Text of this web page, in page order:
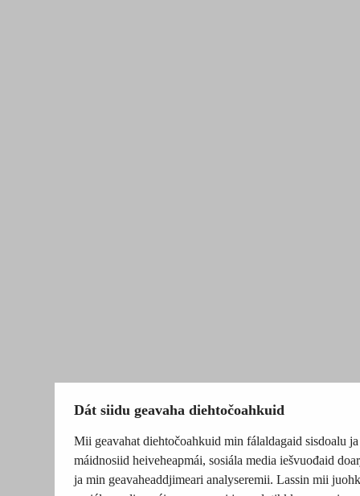
Dát siidu geavaha diehtočoahkuid
Mii geavahat diehtočoahkuid min fálaldagaid sisdoalu ja
máidnosiid heiveheapmái, sosiála media iešvuođaid
ja min geavaheaddjimeari analyseremii. Lassin mii